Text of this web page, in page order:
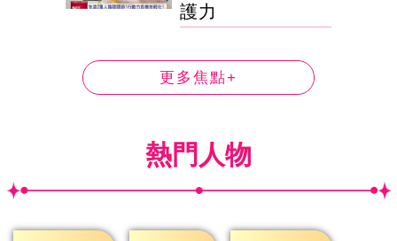
護力
更多焦點+
熱門人物